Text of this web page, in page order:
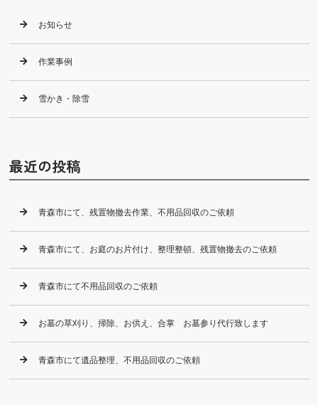
お知らせ
作業事例
雪かき・除雪
最近の投稿
青森市にて、残置物撤去作業、不用品回収のご依頼
青森市にて、お庭のお片付け、整理整頓、残置物撤去のご依頼
青森市にて不用品回収のご依頼
お墓の草刈り、掃除、お供え、合掌 お墓参り代行致します
青森市にて遺品整理、不用品回収のご依頼